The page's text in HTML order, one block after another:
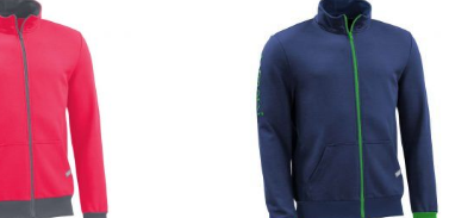
Die
Optionen
können
auf
der
Produktseite
gewählt
werden
Die
auf
der